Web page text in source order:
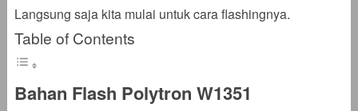
Langsung saja kita mulai untuk cara flashingnya.
Table of Contents
Bahan Flash Polytron W1351